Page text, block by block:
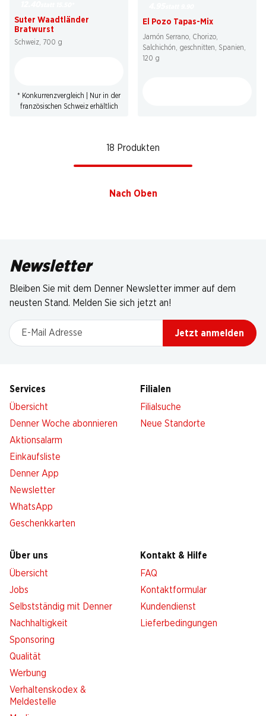
Suter Waadtländer
Bratwurst
Schweiz, 700 g
* Konkurrenzvergleich | Nur in der
französischen Schweiz erhältlich
El Pozo Tapas-Mix
Jamón Serrano, Chorizo,
Salchichón, geschnitten, Spanien,
120 g
18 Produkten
Nach Oben
Newsletter
Bleiben Sie mit dem Denner Newsletter immer auf dem
neusten Stand. Melden Sie sich jetzt an!
E-Mail Adresse
Jetzt anmelden
Services
Übersicht
Denner Woche abonnieren
Aktionsalarm
Einkaufsliste
Denner App
Newsletter
WhatsApp
Geschenkkarten
Filialen
Filialsuche
Neue Standorte
Über uns
Übersicht
Jobs
Selbstständig mit Denner
Nachhaltigkeit
Sponsoring
Qualität
Werbung
Verhaltenskodex &
Meldestelle
Kontakt & Hilfe
FAQ
Kontaktformular
Kundendienst
Lieferbedingungen